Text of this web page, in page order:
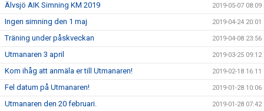
Älvsjö AIK Simning KM 2019 2019-05-07 08:09
Ingen simning den 1 maj 2019-04-24 20:01
Träning under påskveckan 2019-04-08 23:56
Utmanaren 3 april 2019-03-25 09:12
Kom ihåg att anmäla er till Utmanaren! 2019-02-18 16:11
Fel datum på Utmanaren! 2019-01-28 10:06
Utmanaren den 20 februari. 2019-01-28 07:42